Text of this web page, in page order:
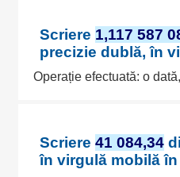
Scriere 1,117 587
precizie dublă, în
Operație efectuată: o
Scriere 41 084,34
în virgulă mobilă